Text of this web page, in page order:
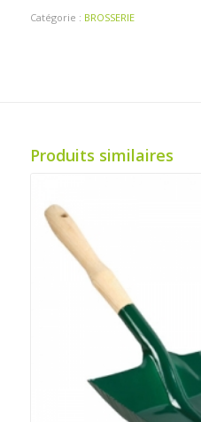
Catégorie : BROSSERIE
Produits similaires